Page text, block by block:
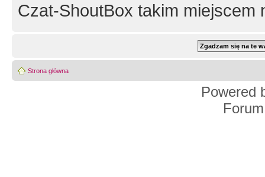
Czat-ShoutBox takim miejscem
Strona główna
Powered